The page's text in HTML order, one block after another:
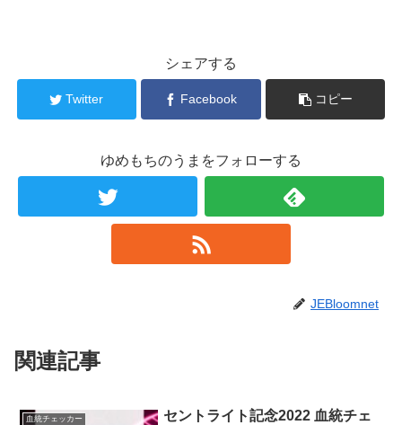
シェアする
Twitter Facebook コピー
ゆめもちのうまをフォローする
JEBloomnet
関連記事
血統チェッカー
セントライト記念2022 血統チェ